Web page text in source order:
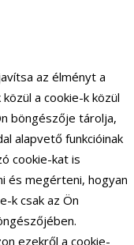
az élményt a
a cookie-k közül
böngészője tárolja,
alapvető funkcióinak
cookie-kat is
és megérteni, hogyan
k csak az Ön
ezekről a cookie-